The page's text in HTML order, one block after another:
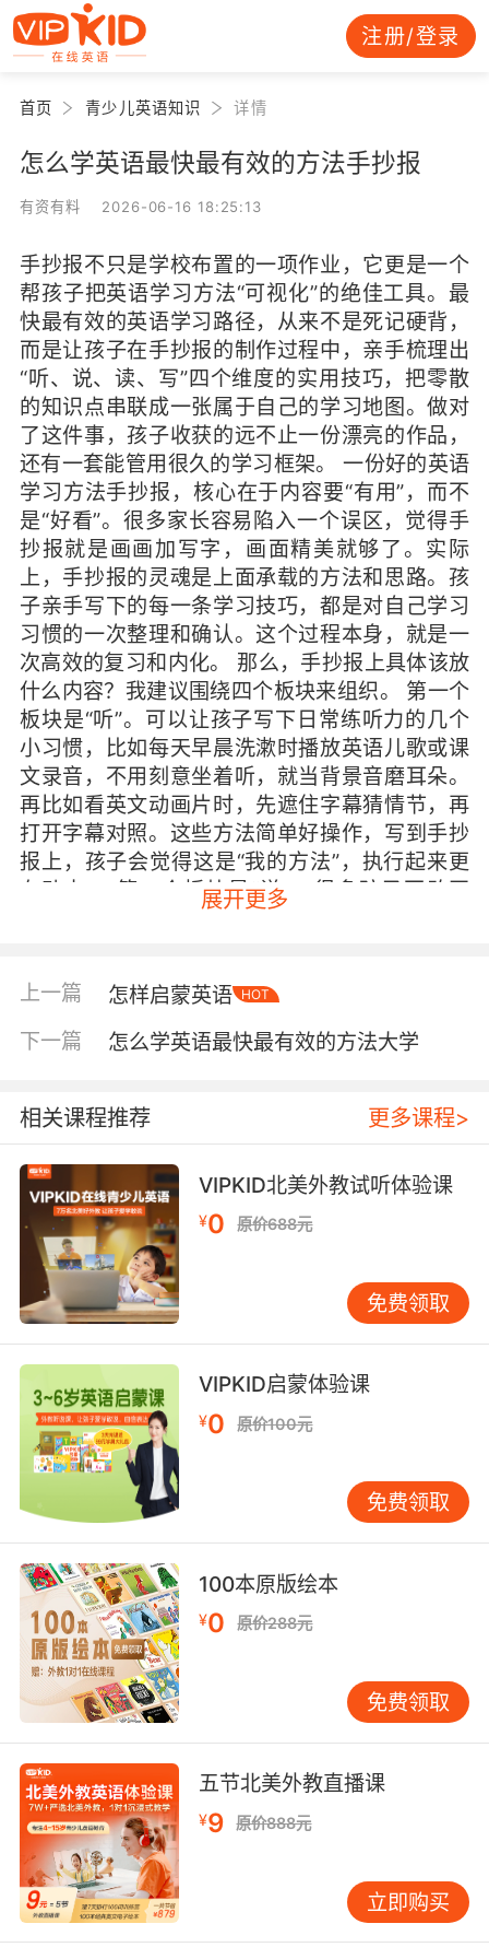
注册/登录
首页 青少儿英语知识 详情
怎么学英语最快最有效的方法手抄报
有资有料 2026-06-16 18:25:13
手抄报不只是学校布置的一项作业，它更是一个
帮孩子把英语学习方法“可视化”的绝佳工具。最
快最有效的英语学习路径，从来不是死记硬背，
而是让孩子在手抄报的制作过程中，亲手梳理出
“听、说、读、写”四个维度的实用技巧，把零散
的知识点串联成一张属于自己的学习地图。做对
了这件事，孩子收获的远不止一份漂亮的作品，
还有一套能管用很久的学习框架。 一份好的英语
学习方法手抄报，核心在于内容要“有用”，而不
是“好看”。很多家长容易陷入一个误区，觉得手
抄报就是画画加写字，画面精美就够了。实际
上，手抄报的灵魂是上面承载的方法和思路。孩
子亲手写下的每一条学习技巧，都是对自己学习
习惯的一次整理和确认。这个过程本身，就是一
次高效的复习和内化。 那么，手抄报上具体该放
什么内容？我建议围绕四个板块来组织。 第一个
板块是“听”。可以让孩子写下日常练听力的几个
小习惯，比如每天早晨洗漱时播放英语儿歌或课
文录音，不用刻意坐着听，就当背景音磨耳朵。
再比如看英文动画片时，先遮住字幕猜情节，再
打开字幕对照。这些方法简单好操作，写到手抄
报上，孩子会觉得这是“我的方法”，执行起来更
有动力。 第二个板块是“说”。很多孩子不敢开
口，不是因为不会，而是怕说错。手抄报上可以
己觉得好用的表达方式。比如每天对着镜子用英
语描述今天发生的三件事，或者把课本里的对话
改成自己的版本演出来。还可以列一个“万能句
型”清单，像“I think…”、“I like… because…”、
显眼处，随时能用。 第三个板块是“读”。阅读不
是逐字翻译，而是抓大意、猜词义。手抄报上可
以画一个“阅读小锦囊”，里面放几条策略：遇到
生词先根据上下文猜意思，读完一段用自己的话
复述一遍，看到好句子用荧光笔画下来。这些策
略写成简短的口诀，配上可爱的图标，孩子更容
易记住。 第四个板块是“写”。写作从模仿开始。
手抄报上可以开辟一个“句子变变变”的区域，展
示如何把一个简单句逐步扩展成丰富的长句。比
如从“I have a dog.”变成“I have a cute white
dog that loves to play with me in the park.”，
用不同颜色的笔标注每次添加的部分，孩子一看
就明白写作是怎么“长”出来的。 内容定好了，接
下来是版面设计。标题要醒目，可以直接用“我的
英语学习秘籍”或“英语进步小妙招”这类孩子喜欢
的说法。四个板块各占一个区域，用不同的边框
和底色区分开来。每个板块配一个小图标：耳朵
代表“听”，嘴巴代表“说”，眼睛代表“读”，铅笔代
表“写”。图标不需要画得多精致，孩子自己动手
画的最有成就感。 制作步骤上，建议分三次完
成，不要一口气赶工。第一次，和孩子一起讨论
四个板块分别放什么内容，把草稿写在白纸上。
这个过程是亲子交流的好时机，你可以问问孩子
“你觉得怎么练听力最舒服”，让孩子自己拿主
意，家长只负责补充和引导。第二次，把定好的
内容誊写到正式纸上，画好边框和图标，注意字
迹工整、行距均匀。第三次，做最后的装饰和检
查，看看有没有拼写错误，颜色搭配是否协调。
在整个过程中，家长的角色是“脚手架”，不是“代
工”。你帮孩子搭好框架，具体的内容填充和绘制
展开更多
上一篇 怎样启蒙英语 HOT
下一篇 怎么学英语最快最有效的方法大学
相关课程推荐 更多课程>
VIPKID北美外教试听体验课
¥0 原价688元
免费领取
VIPKID启蒙体验课
¥0 原价100元
免费领取
100本原版绘本
¥0 原价288元
免费领取
五节北美外教直播课
¥9 原价888元
立即购买